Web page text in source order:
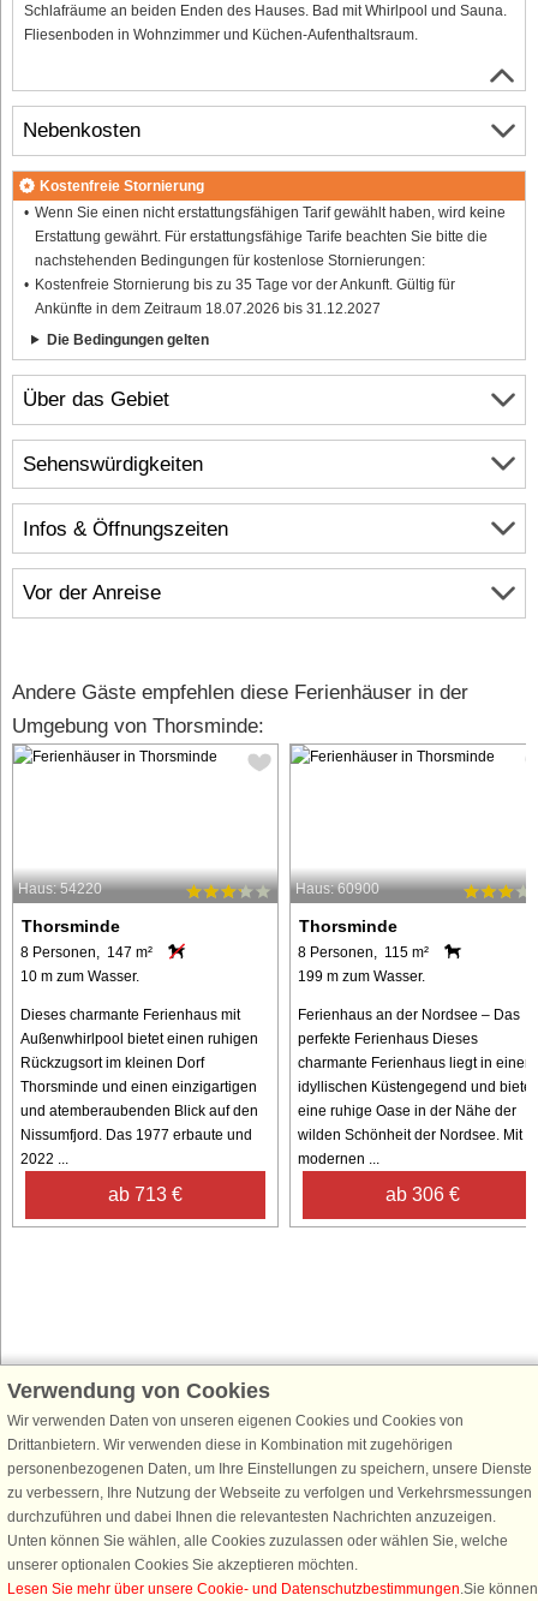
Schlafräume an beiden Enden des Hauses. Bad mit Whirlpool und Sauna.
Fliesenboden in Wohnzimmer und Küchen-Aufenthaltsraum.
Über das Gebiet
Infos & Öffnungszeiten
Vor der Anreise
Nebenkosten
Kostenfreie Stornierung
Wenn Sie einen nicht erstattungsfähigen Tarif gewählt haben, wird keine
Erstattung gewährt. Für erstattungsfähige Tarife beachten Sie bitte die
nachstehenden Bedingungen für kostenlose Stornierungen:
Kostenfreie Stornierung bis zu 35 Tage vor der Ankunft. Gültig für
Ankünfte in dem Zeitraum 18.07.2026 bis 31.12.2027
Die Bedingungen gelten
Sehenswürdigkeiten
Andere Gäste empfehlen diese Ferienhäuser in der
Umgebung von Thorsminde:
Haus: 54220
Thorsminde
8 Personen, 147 m²
10 m zum Wasser.
Dieses charmante Ferienhaus mit
Außenwhirlpool bietet einen ruhigen
Rückzugsort im kleinen Dorf
Thorsminde und einen einzigartigen
und atemberaubenden Blick auf den
Nissumfjord. Das 1977 erbaute und
2022 ...
ab 713 €
Haus: 60900
Thorsminde
8 Personen, 115 m²
199 m zum Wasser.
Ferienhaus an der Nordsee – Das
perfekte Ferienhaus Dieses
charmante Ferienhaus liegt in einer
idyllischen Küstengegend und bietet
eine ruhige Oase in der Nähe der
wilden Schönheit der Nordsee. Mit
modernen ...
ab 306 €
Schließen Sie sich 100.000 Ferienhaus-Fans an
Erhalten Sie einenWillkommensgutschein von 25 € für Ihren nächsten
Ferienhausurlaub - melden Sie sich einfach für den DanCenter Newsletter
an. Verpassen Sie nie wieder exklusive Angebote, Gewinnspiele und
Urlaubstipps!
Verwendung von Cookies
Wir verwenden Daten von unseren eigenen Cookies und Cookies von
Drittanbietern. Wir verwenden diese in Kombination mit zugehörigen
personenbezogenen Daten, um Ihre Einstellungen zu speichern, unsere Dienste
zu verbessern, Ihre Nutzung der Webseite zu verfolgen und Verkehrsmessungen
durchzuführen und dabei Ihnen die relevantesten Nachrichten anzuzeigen.
Unten können Sie wählen, alle Cookies zuzulassen oder wählen Sie, welche
unserer optionalen Cookies Sie akzeptieren möchten.
Lesen Sie mehr über unsere Cookie- und Datenschutzbestimmungen.Sie können